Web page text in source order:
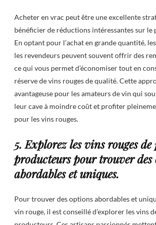
Acheter en vrac peut être une excellente
bénéficier de réductions intéressantes sur le
En optant pour l’achat en grande quantité,
les revendeurs peuvent souvent offrir des
ce qui vous permet d’économiser tout en
réserve de vins rouges de qualité. Cette
avantageuse pour les amateurs de vin qui
leur cave à moindre coût et profiter
pour les vins rouges.
5. Explorez les vins rouges de
producteurs pour trouver des
abordables et uniques.
Pour trouver des options abordables et
vin rouge, il est conseillé d’explorer les vins